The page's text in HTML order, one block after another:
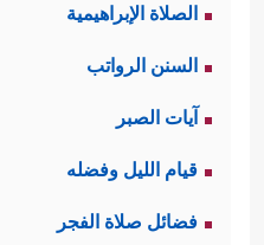
الصلاة الإبراهيمية
السنن الرواتب
آيات الصبر
قيام الليل وفضله
فضائل صلاة الفجر